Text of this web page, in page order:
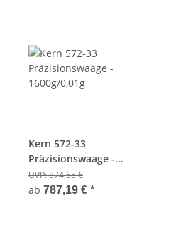
Kern 572-33
Präzisionswaage -
1600g/0,01g
UVP:874,65 €
ab 787,19 € *